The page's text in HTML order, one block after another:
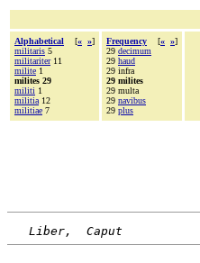
Alphabetical [« »]
militaris 5
militariter11
milite 1
milites 29
militi 1
militia 12
militiae 7
Frequency [« »]
29 decimum
29 haud
29 infra
29 milites
29 multa
29 navibus
29 plus
Liber,  Caput